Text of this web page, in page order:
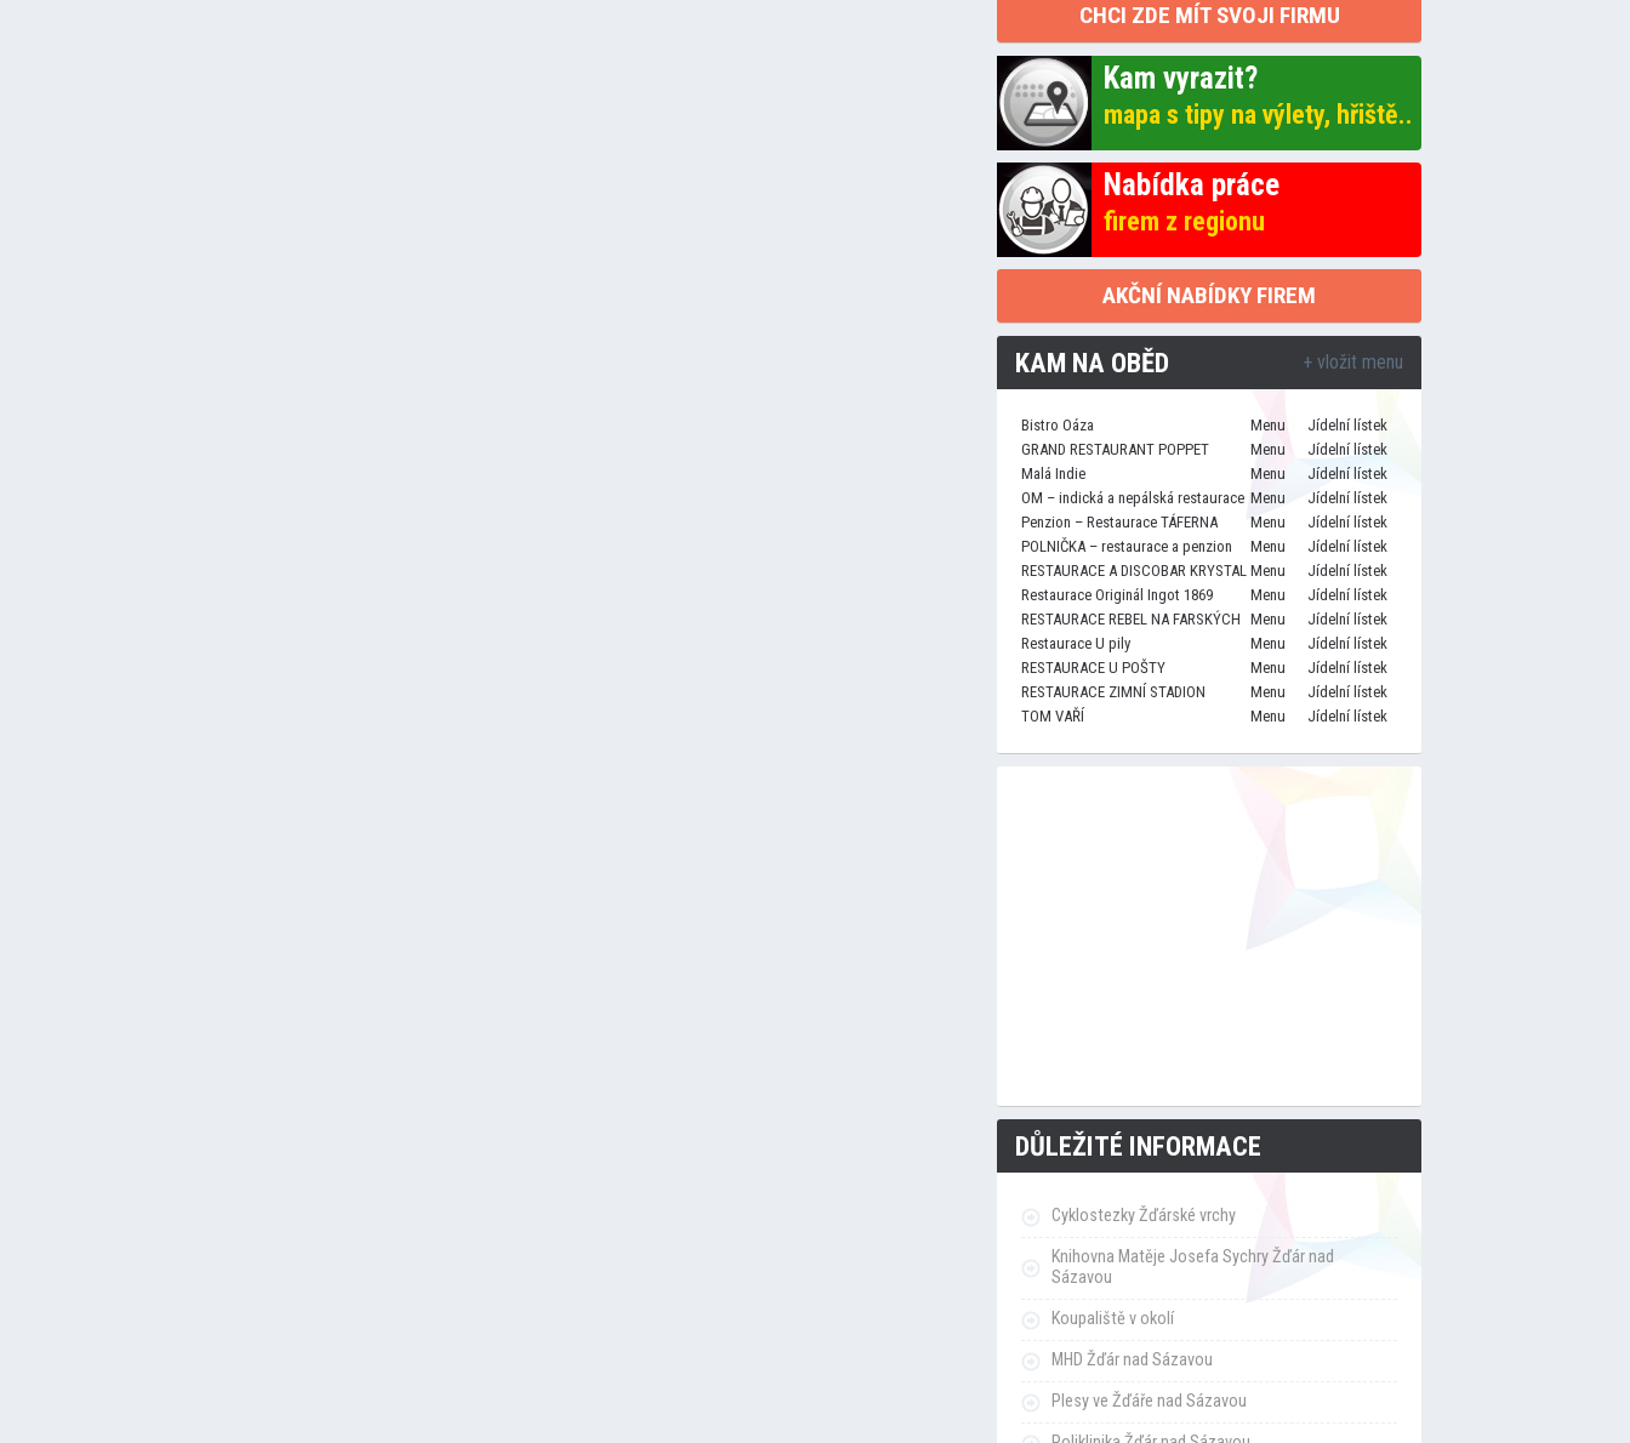
CHCI ZDE MÍT SVOJI FIRMU
Kam vyrazit?
mapa s tipy na výlety, hřiště..
Nabídka práce
firem z regionu
AKČNÍ NABÍDKY FIREM
KAM NA OBĚD + vložit menu
Bistro Oáza Menu
Jídelní lístek
GRAND RESTAURANT POPPET
Menu
Jídelní lístek
Malá Indie
Menu
Jídelní lístek
OM – indická a nepálská restaurace Menu
Jídelní lístek
Penzion – Restaurace TÁFERNA
Menu
Jídelní lístek
POLNIČKA – restaurace a penzion
Menu
Jídelní lístek
RESTAURACE A DISCOBAR KRYSTAL Menu
Jídelní lístek
Restaurace Originál Ingot 1869
Menu
Jídelní lístek
RESTAURACE REBEL NA FARSKÝCH Menu
Jídelní lístek
Restaurace U pily
Menu
Jídelní lístek
RESTAURACE U POŠTY
Menu
Jídelní lístek
RESTAURACE ZIMNÍ STADION
Menu
Jídelní lístek
TOM VAŘÍ
Menu Jídelní lístek
DŮLEŽITÉ INFORMACE
Cyklostezky Žďárské vrchy
Knihovna Matěje Josefa Sychry Žďár nad
Sázavou
Koupaliště v okolí
MHD Žďár nad Sázavou
Plesy ve Žďáře nad Sázavou